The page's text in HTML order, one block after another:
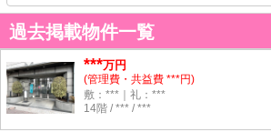
過去掲載物件一覧
***万円
(管理費・共益費 ***円)
敷：***｜礼：***
14階 / *** / ***